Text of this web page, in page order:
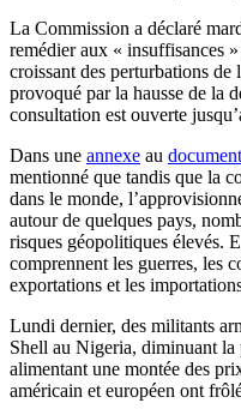
La Commission a déclaré
remédier aux « insuffisances
croissant des perturbations
provoqué par la hausse de la
consultation est ouverte
Dans une annexe au
mentionné que tandis que la
dans le monde,
autour de quelques pays,
risques géopolitiques élevés.
comprennent les guerres, les
exportations et les
Lundi dernier, des militants
Shell au Nigeria, diminuant
alimentant une montée des
américain et européen ont